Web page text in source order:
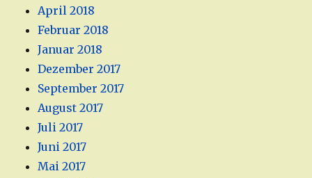
April 2018
Februar 2018
Januar 2018
Dezember 2017
September 2017
August 2017
Juli 2017
Juni 2017
Mai 2017